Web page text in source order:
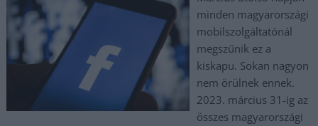
minden magyarországi
mobilszolgáltatónál
megszűnik ez a
kiskapu. Sokan nagyon
nem örülnek ennek.
2023. március 31-ig az
összes magyarországi